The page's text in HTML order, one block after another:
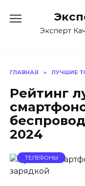
содержаниюЭксперт
ГЛАВНАЯ » ЛУЧШИЕ
Рейтинг
2024
ТЕЛЕФОНЫ